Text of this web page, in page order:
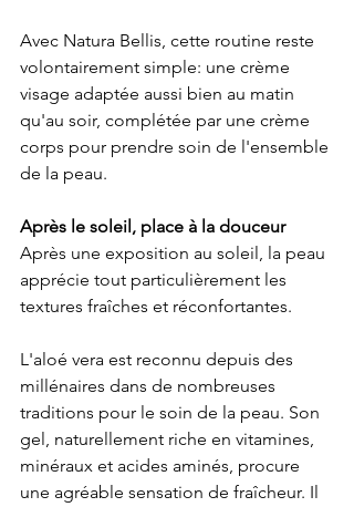
Avec Natura Bellis, cette routine reste
volontairement simple: une crème
visage adaptée aussi bien au matin
qu'au soir, complétée par une crème
corps pour prendre soin de l'ensemble
de la peau.
Après le soleil, place à la douceur
Après une exposition au soleil, la peau
apprécie tout particulièrement les
textures fraîches et réconfortantes.
L'aloé vera est reconnu depuis des
millénaires dans de nombreuses
traditions pour le soin de la peau. Son
gel, naturellement riche en vitamines,
minéraux et acides aminés, procure
une agréable sensation de fraîcheur. Il